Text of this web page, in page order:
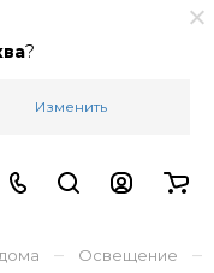
?
Изменить
– Освещение –